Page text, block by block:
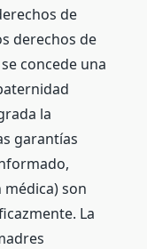
de
derechos de
concede una
la
garantías
son
La